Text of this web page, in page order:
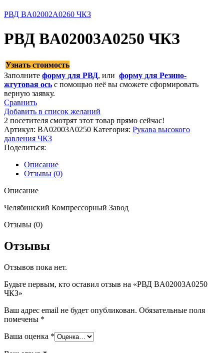
РВД BA02002A0260 ЧКЗ
РВД BA02003A0250 ЧКЗ
Узнать стоимость
Заполните форму для РВД, или форму для Резино-
жгутовая ось с помощью неё вы сможете сформировать
верную заявку.
Сравнить
Добавить в список желаний
2 посетителя смотрят этот товар прямо сейчас!
Артикул: BA02003A0250 Категория: Рукава высокого
давления ЧКЗ
Поделиться:
Описание
Отзывы (0)
Описание
Челябинский Компрессорный Завод
Отзывы (0)
Отзывы
Отзывов пока нет.
Будьте первым, кто оставил отзыв на «РВД BA02003A0250
ЧКЗ»
Ваш адрес email не будет опубликован. Обязательные поля
помечены *
Ваша оценка *